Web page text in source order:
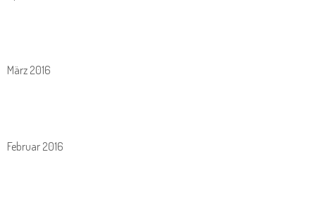
März 2016
Februar 2016